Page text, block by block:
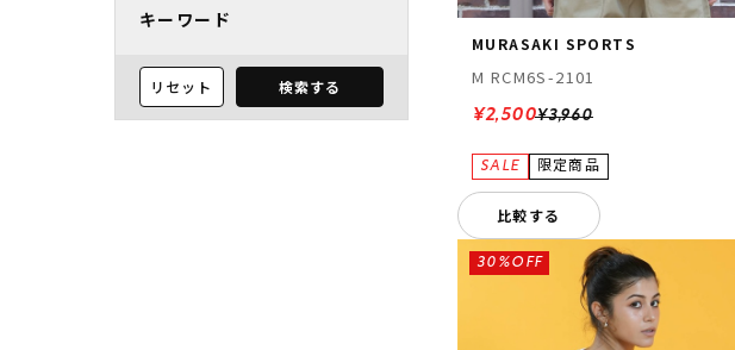
MURASAKI SPORTS
M RCM6S-2101
¥3,960
¥2,500
比較する
30%OFF
キーワード
リセット 検索する